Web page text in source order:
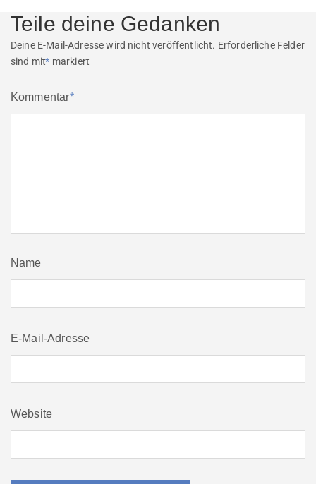
Teile deine Gedanken
Deine E-Mail-Adresse wird nicht veröffentlicht. Erforderliche Felder
sind mit* markiert
Kommentar*
Name
E-Mail-Adresse
Website